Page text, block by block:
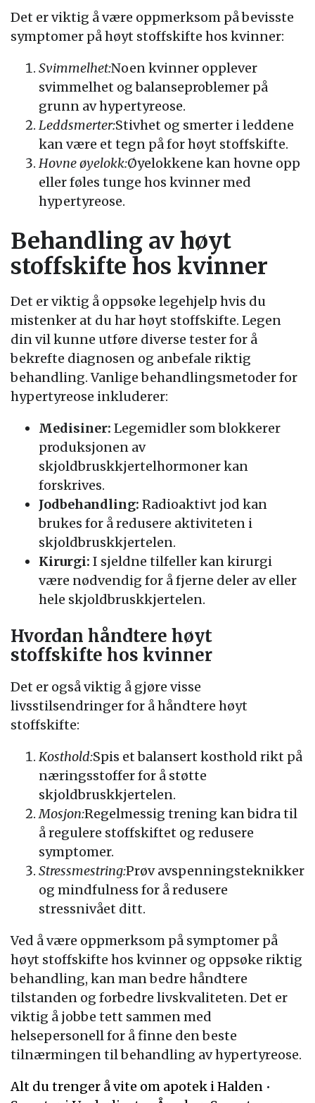
Det er viktig å være oppmerksom på bevisste
symptomer på høyt stoffskifte hos kvinner:
Svimmelhet:Noen kvinner opplever
svimmelhet og balanseproblemer på
grunn av hypertyreose.
Leddsmerter:Stivhet og smerter i leddene
kan være et tegn på for høyt stoffskifte.
Hovne øyelokk:Øyelokkene kan hovne opp
eller føles tunge hos kvinner med
hypertyreose.
Behandling av høyt
stoffskifte hos kvinner
Det er viktig å oppsøke legehjelp hvis du
mistenker at du har høyt stoffskifte. Legen
din vil kunne utføre diverse tester for å
bekrefte diagnosen og anbefale riktig
behandling. Vanlige behandlingsmetoder for
hypertyreose inkluderer:
Medisiner: Legemidler som blokkerer
produksjonen av
skjoldbruskkjertelhormoner kan
forskrives.
Jodbehandling: Radioaktivt jod kan
brukes for å redusere aktiviteten i
skjoldbruskkjertelen.
Kirurgi: I sjeldne tilfeller kan kirurgi
være nødvendig for å fjerne deler av eller
hele skjoldbruskkjertelen.
Hvordan håndtere høyt
stoffskifte hos kvinner
Det er også viktig å gjøre visse
livsstilsendringer for å håndtere høyt
stoffskifte:
Kosthold:Spis et balansert kosthold rikt på
næringsstoffer for å støtte
skjoldbruskkjertelen.
Mosjon:Regelmessig trening kan bidra til
å regulere stoffskiftet og redusere
symptomer.
Stressmestring:Prøv avspenningsteknikker
og mindfulness for å redusere
stressnivået ditt.
Ved å være oppmerksom på symptomer på
høyt stoffskifte hos kvinner og oppsøke riktig
behandling, kan man bedre håndtere
tilstanden og forbedre livskvaliteten. Det er
viktig å jobbe tett sammen med
helsepersonell for å finne den beste
tilnærmingen til behandling av hypertyreose.
Alt du trenger å vite om apotek i Halden •